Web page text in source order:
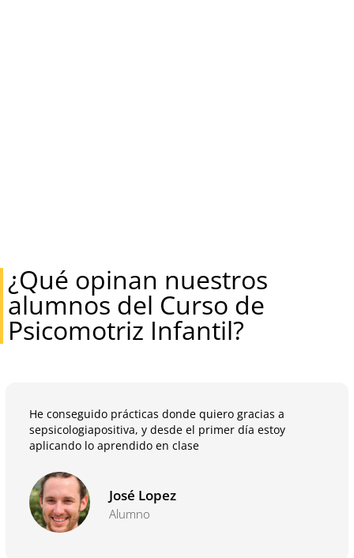
¿Qué opinan nuestros
alumnos del Curso de
Psicomotriz Infantil?
He conseguido prácticas donde quiero gracias a
sepsicologiapositiva, y desde el primer día estoy
aplicando lo aprendido en clase
José Lopez
Alumno